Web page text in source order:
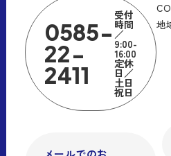
0585-
22-
2411
受付
時間
／
9:00-
16:00
定休
日／
土日
祝日
地